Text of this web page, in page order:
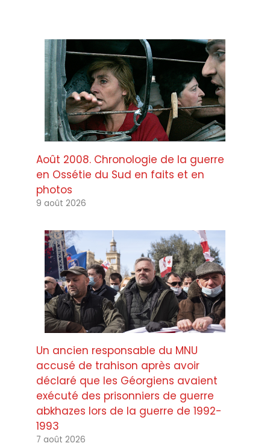
Août 2008. Chronologie de la guerre
en Ossétie du Sud en faits et en
photos
9 août 2026
Un ancien responsable du MNU
accusé de trahison après avoir
déclaré que les Géorgiens avaient
exécuté des prisonniers de guerre
abkhazes lors de la guerre de 1992-
1993
7 août 2026